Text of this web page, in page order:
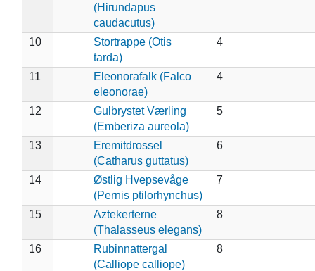
(Hirundapus
caudacutus)
10
Stortrappe (Otis
tarda)
4
11
Eleonorafalk (Falco
eleonorae)
4
12
Gulbrystet Værling
(Emberiza aureola)
5
13
Eremitdrossel
(Catharus guttatus)
6
14
Østlig Hvepsevåge
(Pernis ptilorhynchus)
7
15
Aztekerterne
(Thalasseus elegans)
8
16
Rubinnattergal
(Calliope calliope)
8